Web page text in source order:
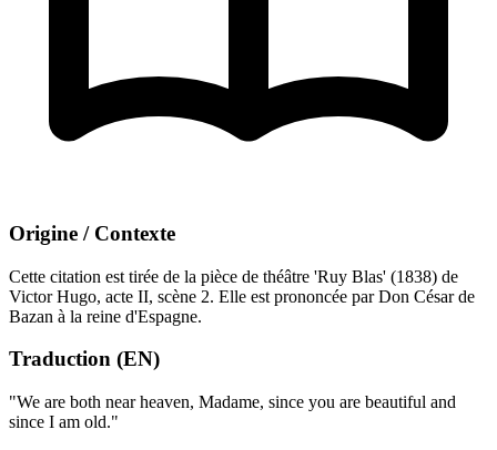
Origine / Contexte
Cette citation est tirée de la pièce de théâtre 'Ruy Blas' (1838) de
Victor Hugo, acte II, scène 2. Elle est prononcée par Don César de
Bazan à la reine d'Espagne.
Traduction (EN)
"We are both near heaven, Madame, since you are beautiful and
since I am old."